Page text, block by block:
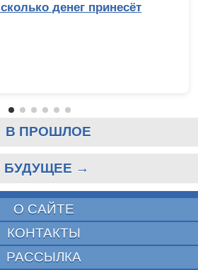
денег принесёт
В ПРОШЛОЕ
БУДУЩЕЕ →
О САЙТЕ
КОНТАКТЫ
РАССЫЛКА